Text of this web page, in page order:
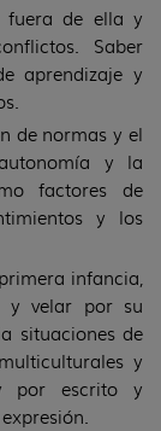
fuera de ella y
Saber
aprendizaje y
de normas y el
y la
factores de
y los
infancia,
y velar por su
situaciones de
y
por escrito y